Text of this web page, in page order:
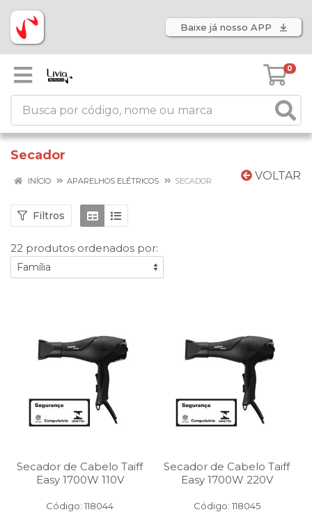
Baixe já nosso APP
0
Secador
VOLTAR
INÍCIO APARELHOS ELÉTRICOS SECADOR
Filtros
22 produtos ordenados por:
Secador de Cabelo Taiff
Easy 1700W 110V
Código: 118044
Secador de Cabelo Taiff
Easy 1700W 220V
Código: 118045